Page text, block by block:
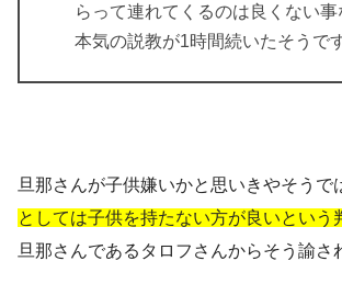
らって連れてくるのは良くない事
本気の説教が1時間続いたそうで
旦那さんが子供嫌いかと思いきやそうで
としては子供を持たない方が良いという
旦那さんであるタロフさんからそう諭さ